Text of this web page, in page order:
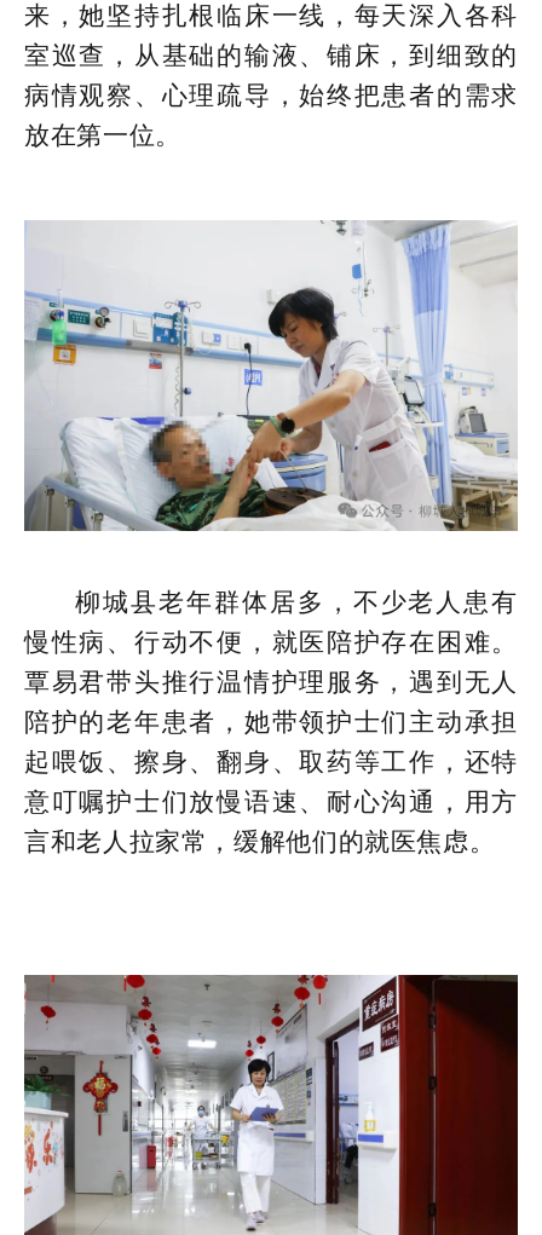
来，她坚持扎根临床一线，每天深入各科
室巡查，从基础的输液、铺床，到细致的
病情观察、心理疏导，始终把患者的需求
放在第一位。
柳城县老年群体居多，不少老人患有
慢性病、行动不便，就医陪护存在困难。
覃易君带头推行温情护理服务，遇到无人
陪护的老年患者，她带领护士们主动承担
起喂饭、擦身、翻身、取药等工作，还特
意叮嘱护士们放慢语速、耐心沟通，用方
言和老人拉家常，缓解他们的就医焦虑。